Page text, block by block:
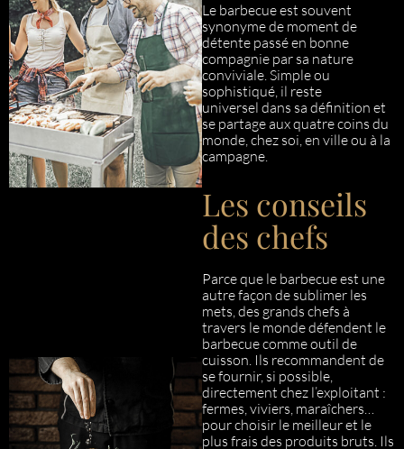
Le barbecue est souvent
synonyme de moment de
détente passé en bonne
compagnie par sa nature
conviviale. Simple ou
sophistiqué, il reste
universel dans sa définition et
se partage aux quatre coins du
monde, chez soi, en ville ou à la
campagne.
Les conseils
des chefs
Parce que le barbecue est une
autre façon de sublimer les
mets, des grands chefs à
travers le monde défendent le
barbecue comme outil de
cuisson. Ils recommandent de
se fournir, si possible,
directement chez l’exploitant :
fermes, viviers, maraîchers…
pour choisir le meilleur et le
plus frais des produits bruts. Ils